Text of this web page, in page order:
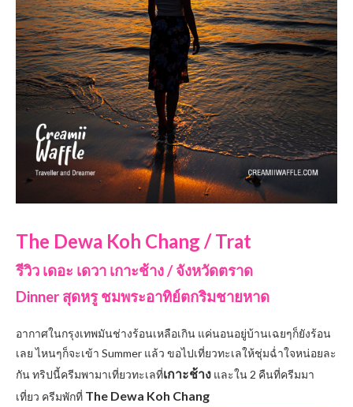
The Dewa Koh Chang / Trat
รีวิว เดอะ เดวา เกาะช้าง / จังหวัดตราด
Dinner สุดหรู ชมพระอาทิย์ตกริมชายหาด
อากาศในกรุงเทพมันช่างร้อนเหลือเกิน แค่นอนอยู่บ้านเฉยๆก็ยังร้อน
เลย ไหนๆก็จะเข้า Summer แล้ว ขอไปเที่ยวทะเลให้ชุ่มฉ่ำใจหน่อยละ
กัน ทริปนี้ครีมพามาเที่ยวทะเลที่เกาะช้าง และใน 2 คืนที่ครีมมา
เที่ยว ครีมพักที่ The Dewa Koh Chang